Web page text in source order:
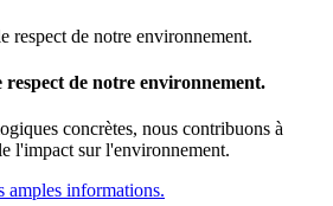
de notre environnement.
concrètes, nous contribuons à
l'impact sur l'environnement.
amples informations.